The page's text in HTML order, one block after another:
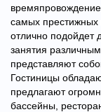
самых престижных
отлично подойдет
занятия
представляют
Гостиницы
предлагают
бассейны,